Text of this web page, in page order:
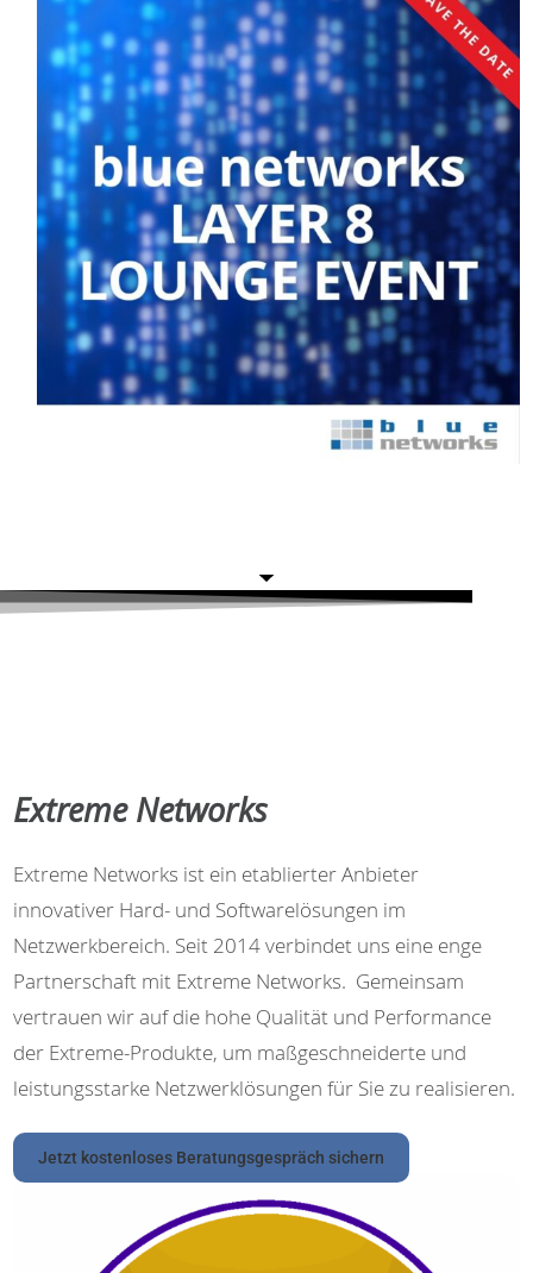
Extreme Networks
Extreme Networks ist ein etablierter Anbieter
innovativer Hard- und Softwarelösungen im
Netzwerkbereich. Seit 2014 verbindet uns eine enge
Partnerschaft mit Extreme Networks. Gemeinsam
vertrauen wir auf die hohe Qualität und Performance
der Extreme-Produkte, um maßgeschneiderte und
leistungsstarke Netzwerklösungen für Sie zu realisieren.
Jetzt kostenloses Beratungsgespräch sichern